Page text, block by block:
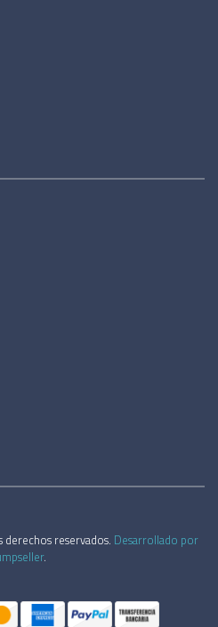
reservados. Desarrollado por
.